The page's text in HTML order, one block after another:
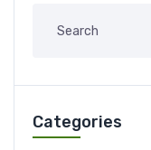
Categories